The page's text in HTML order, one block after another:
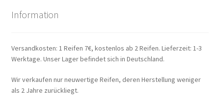
Information
Versandkosten: 1 Reifen 7€, kostenlos ab 2 Reifen. Lieferzeit: 1-3
Werktage. Unser Lager befindet sich in Deutschland.
Wir verkaufen nur neuwertige Reifen, deren Herstellung weniger
als 2 Jahre zurückliegt.